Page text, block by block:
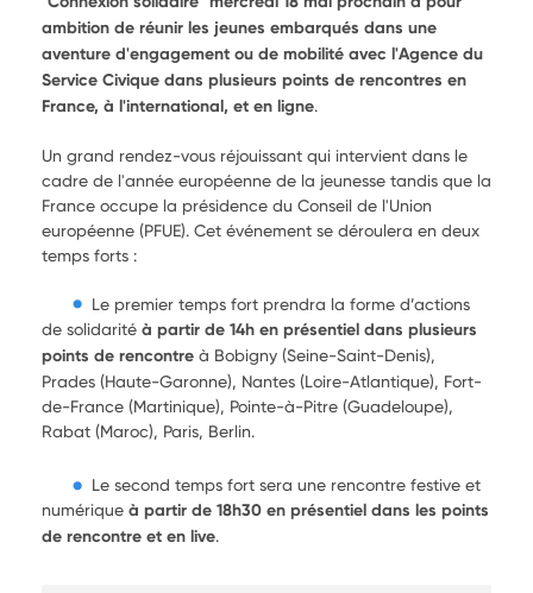
ambition de réunir les jeunes embarqués dans une
aventure d'engagement ou de mobilité avec l'Agence du
Service Civique dans plusieurs points de rencontres en
France, à l'international, et en ligne.
Un grand rendez-vous réjouissant qui intervient dans le
cadre de l'année européenne de la jeunesse tandis que la
France occupe la présidence du Conseil de l'Union
européenne (PFUE). Cet événement se déroulera en deux
temps forts :
Le premier temps fort prendra la forme d’actions
de solidarité à partir de 14h en présentiel dans plusieurs
points de rencontre à Bobigny (Seine-Saint-Denis),
Prades (Haute-Garonne), Nantes (Loire-Atlantique), Fort-
de-France (Martinique), Pointe-à-Pitre (Guadeloupe),
Rabat (Maroc), Paris, Berlin.
Le second temps fort sera une rencontre festive et
numérique à partir de 18h30 en présentiel dans les points
de rencontre et en live.